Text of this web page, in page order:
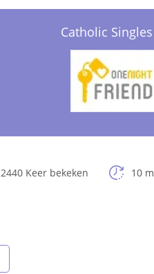
Catholic
2440 Keer bekeken 10